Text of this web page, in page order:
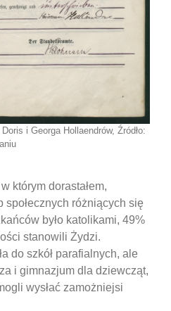
i Georga Hollaendrów, Źródło:
którym dorastałem,
społecznych różniących się
było katolikami, 49%
stanowili Żydzi.
do szkół parafialnych, ale
i gimnazjum dla dziewcząt,
wysłać zamożniejsi